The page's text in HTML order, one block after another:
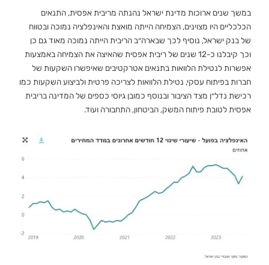
במשך שנים ארוכות מדינת ישראל נהנתה מריבית אפסית, התנאים
הכלכליים היו מצוינים, הצמיחה הייתה מואצת והאינפלציה נמוכה ובטווח
של בנק ישראל, נוסיף לכך שבארה״ב הריבית הייתה נמוכה מאוד גם כן
וכך קיבלנו כ-12 שנים של ריבית אפסית שהאיצה את הצמיחה באמצעות
אפשרות לנטילת הלוואות בתנאים אטרקטיבים שאיפשרו השקעות של
חברות בפיתוח עסקי, נטילת הלוואות לצריכה פרטית ולביצוע השקעות כמו
רכישת נדל״ן מצד הציבור ובנוסף כמובן גיוסי כספים של המדינה בריבית
אפסית לטובת פיתוח המשק, הביטחון, התחבורה ועוד.